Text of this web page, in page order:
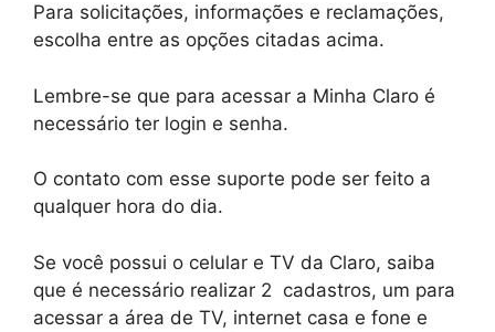
Para solicitações, informações e reclamações,
escolha entre as opções citadas acima.
Lembre-se que para acessar a Minha Claro é
necessário ter login e senha.
O contato com esse suporte pode ser feito a
qualquer hora do dia.
Se você possui o celular e TV da Claro, saiba
que é necessário realizar 2 cadastros, um para
acessar a área de TV, internet casa e fone e